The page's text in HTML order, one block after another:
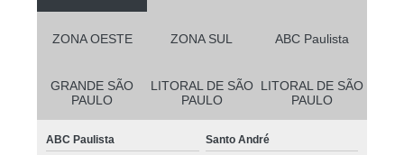
ZONA OESTE ZONA SUL ABC Paulista
GRANDE SÃO
PAULO
LITORAL DE SÃO
PAULO
LITORAL DE SÃO
PAULO
ABC Paulista Santo André